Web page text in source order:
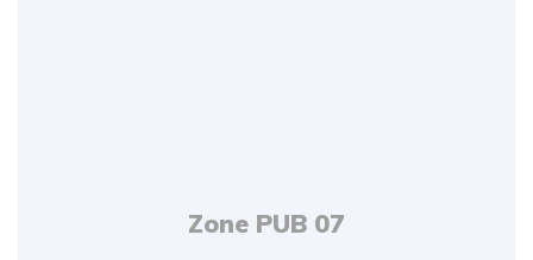
Zone PUB 07